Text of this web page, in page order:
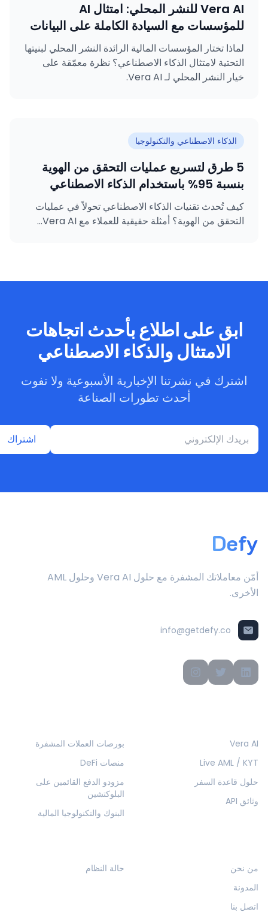
Vera AI للنشر المحلي: امتثال AI
للمؤسسات مع السيادة الكاملة على البيانات
لماذا تختار المؤسسات المالية الرائدة النشر المحلي لبنيتها
التحتية لامتثال الذكاء الاصطناعي؟ نظرة معمّقة على
خيار النشر المحلي لـ Vera AI.
الذكاء الاصطناعي والتكنولوجيا
5 طرق لتسريع عمليات التحقق من الهوية
بنسبة 95% باستخدام الذكاء الاصطناعي
كيف تُحدث تقنيات الذكاء الاصطناعي تحولاً في عمليات
التحقق من الهوية؟ أمثلة حقيقية للعملاء مع Vera AI...
ابق على اطلاع بأحدث اتجاهات
الامتثال والذكاء الاصطناعي
اشترك في نشرتنا الإخبارية الأسبوعية ولا تفوت
أحدث تطورات الصناعة
اشتراك
Defy
أمّن معاملاتك المشفرة مع حلول Vera AI وحلول AML
الأخرى.
info@getdefy.co
Vera AI
Live AML / KYT
حلول قاعدة السفر
وثائق API
بورصات العملات المشفرة
منصات DeFi
مزودو الدفع القائمين على
البلوكتشين
البنوك والتكنولوجيا المالية
من نحن
المدونة
اتصل بنا
حالة النظام